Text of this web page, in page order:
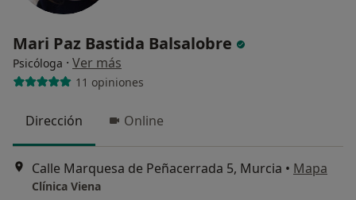
Mari Paz Bastida Balsalobre
Psicóloga · Ver más
11 opiniones
Dirección Online
Calle Marquesa de Peñacerrada 5, Murcia • Mapa
Clínica Viena